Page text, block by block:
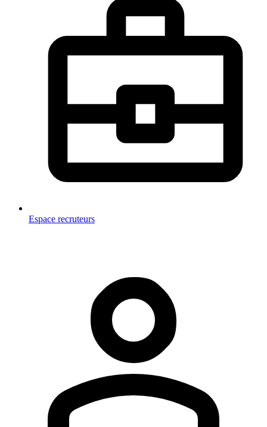
Espace recruteurs